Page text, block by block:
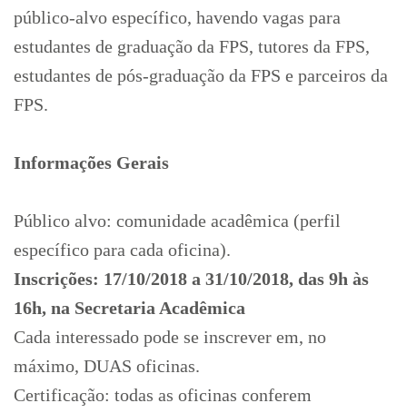
público-alvo específico, havendo vagas para
estudantes de graduação da FPS, tutores da FPS,
estudantes de pós-graduação da FPS e parceiros da
FPS.
Informações Gerais
Público alvo: comunidade acadêmica (perfil
específico para cada oficina).
Inscrições: 17/10/2018 a 31/10/2018, das 9h às
16h, na Secretaria Acadêmica
Cada interessado pode se inscrever em, no
máximo, DUAS oficinas.
Certificação: todas as oficinas conferem